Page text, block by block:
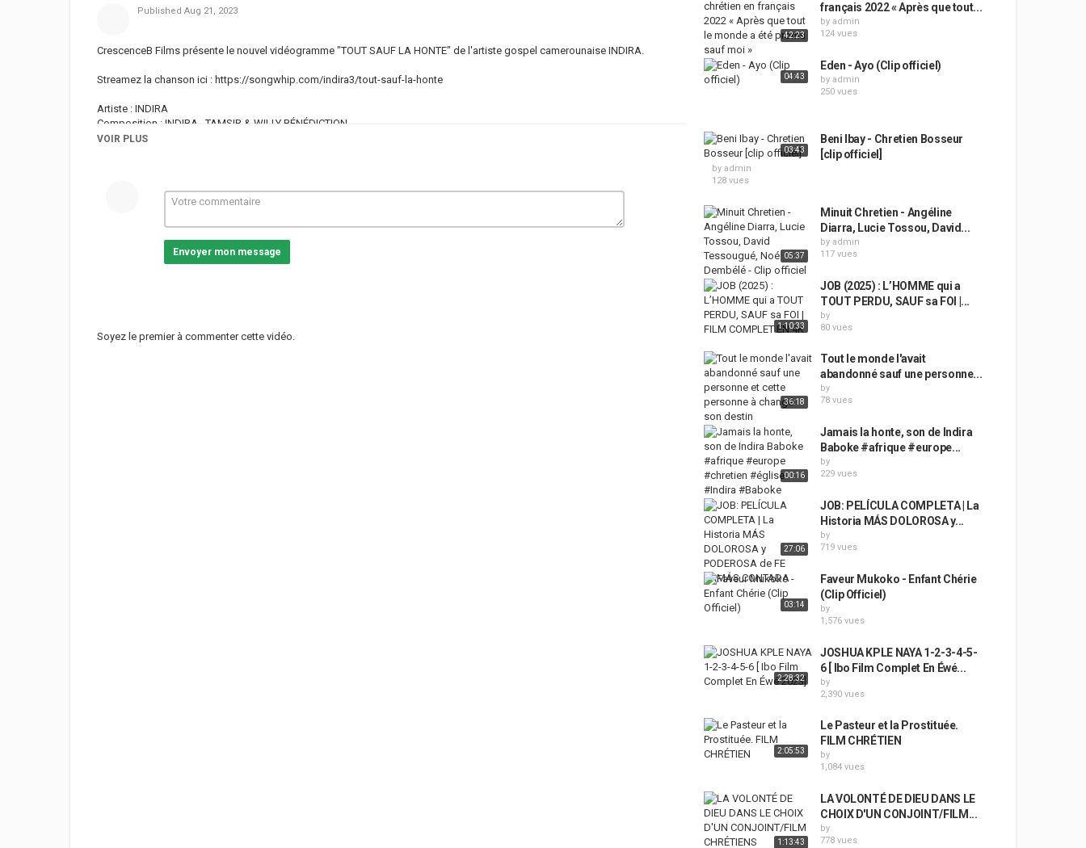
Published Aug 21, 2023
CrescenceB Films présente le nouvel vidéogramme "TOUT SAUF LA HONTE" de l'artiste gospel camerounaise INDIRA.
Streamez la chanson ici : https://songwhip.com/indira3/tout-sauf-la-honte
Artiste : INDIRA
Composition : INDIRA , TAMSIR & WILLY BÉNÉDICTION
Video : CHUZIH
Suivez indira sur les réseaux sociaux :
https://www.instagram.com/indira.officiel
https://www.snapchat.com/add/indirabab
https://www.tiktok.com/@indirababoke20
VOIR PLUS
Envoyer mon message
Soyez le premier à commenter cette vidéo.
42:23
français 2022 « Après que tout...
by admin
124 vues
04:43
Eden - Ayo (Clip officiel)
by admin
250 vues
03:43
Beni Ibay - Chretien Bosseur
[clip officiel]
by admin
128 vues
05:37
Minuit Chretien - Angéline
Diarra, Lucie Tossou, David...
by admin
117 vues
1:10:33
JOB (2025) : L’HOMME qui a
TOUT PERDU, SAUF sa FOI |...
by
80 vues
36:18
Tout le monde l'avait
abandonné sauf une personne...
by
78 vues
00:16
Jamais la honte, son de Indira
Baboke #afrique #europe...
by
229 vues
27:06
JOB: PELÍCULA COMPLETA | La
Historia MÁS DOLOROSA y...
by
719 vues
03:14
Faveur Mukoko - Enfant Chérie
(Clip Officiel)
by
1,576 vues
2:28:32
JOSHUA KPLE NAYA 1-2-3-4-5-
6 [ Ibo Film Complet En Éwé...
by
2,390 vues
2:05:53
Le Pasteur et la Prostituée.
FILM CHRÉTIEN
by
1,084 vues
1:13:43
LA VOLONTÉ DE DIEU DANS LE
CHOIX D'UN CONJOINT/FILM...
by
778 vues